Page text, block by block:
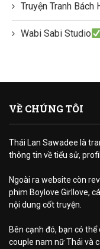
Truyện Tranh Bách
Wabi Sabi Studio
VỀ CHÚNG TÔI
Thái Lan Sawadee là
thông tin về tiểu sử,
Ngoài ra website còn
phim Boylove Girllove,
nội dung cốt truyện.
Bên cạnh đó, bạn có
couple nam nữ Thái và